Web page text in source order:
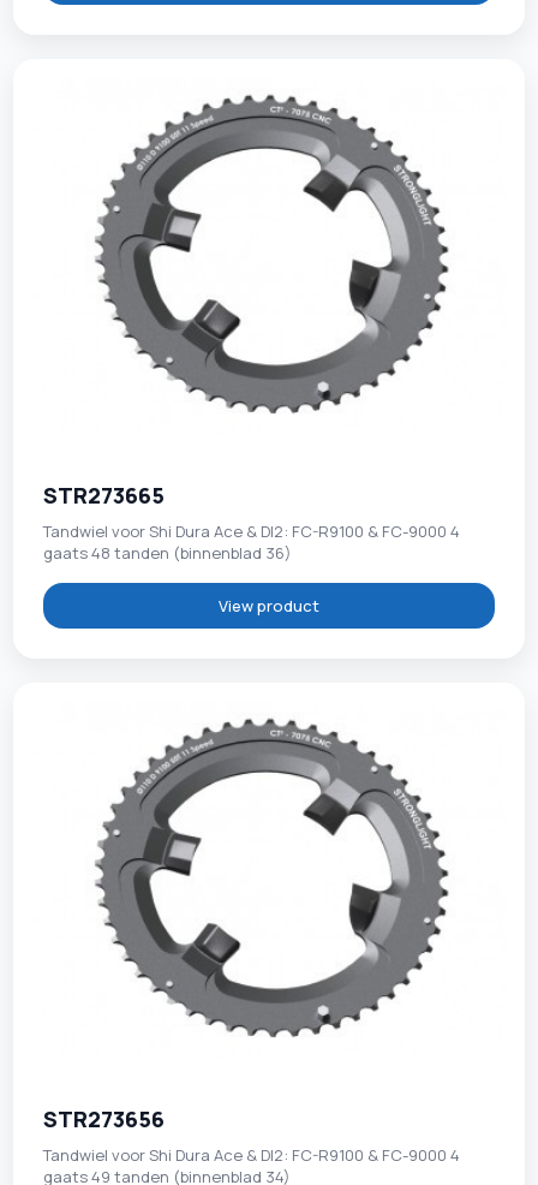
STR273665
Tandwiel voor Shi Dura Ace & DI2: FC-R9100 & FC-9000 4
gaats 48 tanden (binnenblad 36)
View product
STR273656
Tandwiel voor Shi Dura Ace & DI2: FC-R9100 & FC-9000 4
gaats 49 tanden (binnenblad 34)